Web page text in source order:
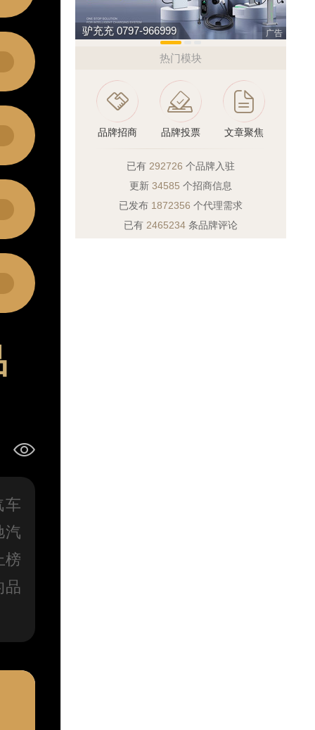
车
汽
榜
品
驴充充 0797-966999 广告
热门模块
品牌招商 品牌投票 文章聚焦
已有 292726 个品牌入驻
更新 34585 个招商信息
已发布 1872356 个代理需求
已有 2465234 条品牌评论